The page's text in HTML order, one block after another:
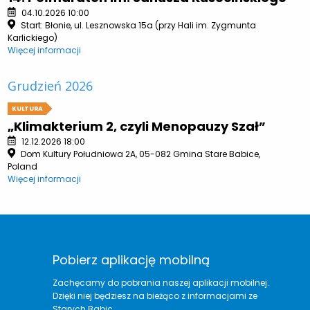
04.10.2026 10:00
Start: Błonie, ul. Lesznowska 15a (przy Hali im. Zygmunta
Karlickiego)
Więcej informacji
Grudzień 2026
KULTURA
„Klimakterium 2, czyli Menopauzy Szał”
12.12.2026 18:00
Dom Kultury Południowa 2A, 05-082 Gmina Stare Babice,
Poland
Więcej informacji
Pobierz aplikację mobilną
Zachęcamy do pobrania naszej aplikacji mobilnej.
Dzięki niej będziesz na bieżąco z informacjami ze